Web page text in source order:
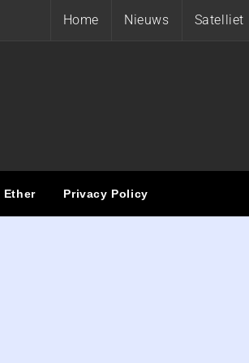
Home Nieuws Satelliet
Ether Privacy Policy